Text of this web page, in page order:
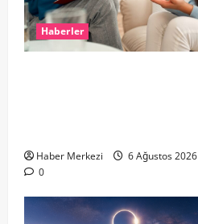
Haberler
Haber Merkezi
6 Ağustos 2026
0